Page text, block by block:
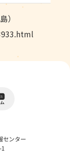
）
ンター